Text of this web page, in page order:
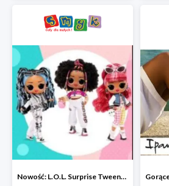
Nowość: L.O.L. Surprise Tweens Doll w Smyku do -45%